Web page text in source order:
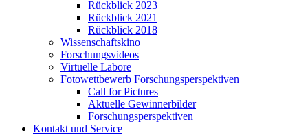
Rückblick 2023
Rückblick 2021
Rückblick 2018
Wissenschaftskino
Forschungsvideos
Virtuelle Labore
Fotowettbewerb Forschungsperspektiven
Call for Pictures
Aktuelle Gewinnerbilder
Forschungsperspektiven
Kontakt und Service